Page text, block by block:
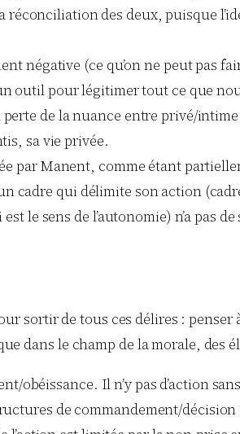
réconciliation des deux, puisque
(ce qu’on ne peut pas
pour légitimer tout ce que
de la nuance entre privé/
sa vie privée.
par Manent, comme étant
cadre qui délimite son action
le sens de l’autonomie) n’a pas
sortir de tous ces délires :
le champ de la morale, des
Il n’y pas d’action
de commandement/décision